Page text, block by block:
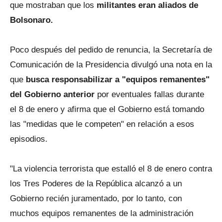
que mostraban que los militantes eran aliados de
Bolsonaro.
Poco después del pedido de renuncia, la Secretaría de
Comunicación de la Presidencia divulgó una nota en la
que busca responsabilizar a "equipos remanentes"
del Gobierno anterior por eventuales fallas durante
el 8 de enero y afirma que el Gobierno está tomando
las "medidas que le competen" en relación a esos
episodios.
"La violencia terrorista que estalló el 8 de enero contra
los Tres Poderes de la República alcanzó a un
Gobierno recién juramentado, por lo tanto, con
muchos equipos remanentes de la administración